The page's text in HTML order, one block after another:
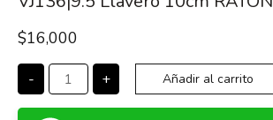
$16,000
- + Añadir al carrito